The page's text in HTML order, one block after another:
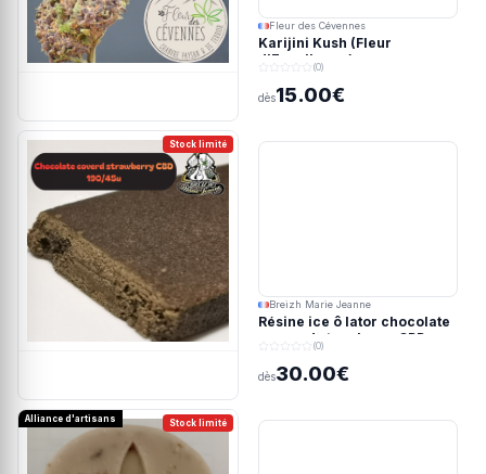
Fleur des Cévennes
Karijini Kush (Fleur
d'Excellence)
(0)
dès15.00€
Stock limité
Breizh Marie Jeanne
Résine ice ô lator chocolate
covered strawberry CBD
(0)
dès30.00€
Stock limité
Alliance d'artisans